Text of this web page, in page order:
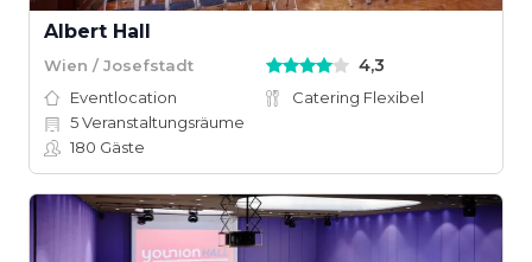
Albert Hall
Wien / Josefstadt 4,3
Eventlocation
Catering Flexibel
5Veranstaltungsräume
180 Gäste